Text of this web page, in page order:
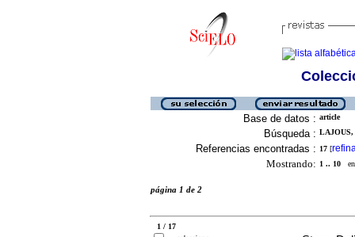
Base de datos : article
Búsqueda :
Referencias encontradas : 17 [
Mostrando: 1 .. 10 en
página 1 de 2
1 / 17